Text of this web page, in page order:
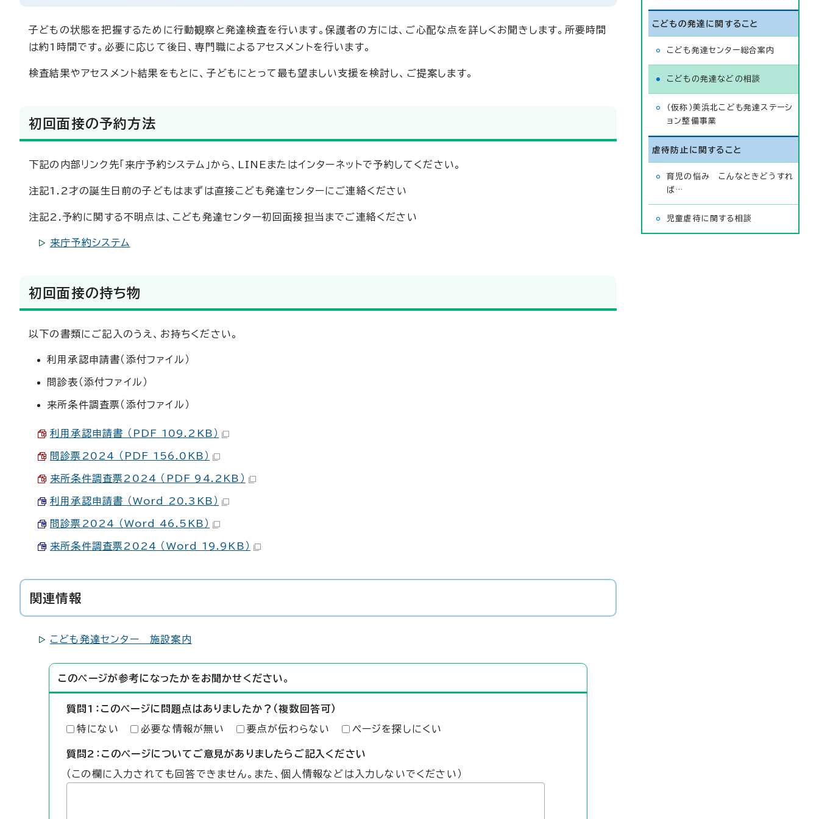
子どもの状態を把握するために行動観察と発達検査を行います。保護者の方には、ご心配な点を詳しくお聞きします。所要時間
は約1時間です。必要に応じて後日、専門職によるアセスメントを行います。
検査結果やアセスメント結果をもとに、子どもにとって最も望ましい支援を検討し、ご提案します。
初回面接の予約方法
下記の内部リンク先「来庁予約システム」から、LINEまたはインターネットで予約してください。
注記1.2才の誕生日前の子どもはまずは直接こども発達センターにご連絡ください
注記2.予約に関する不明点は、こども発達センター初回面接担当までご連絡ください
来庁予約システム
初回面接の持ち物
以下の書類にご記入のうえ、お持ちください。
利用承認申請書（添付ファイル）
問診表（添付ファイル）
来所条件調査票（添付ファイル）
利用承認申請書 （PDF 109.2KB）
問診票2024 （PDF 156.0KB）
来所条件調査票2024 （PDF 94.2KB）
利用承認申請書 （Word 20.3KB）
問診票2024 （Word 46.5KB）
来所条件調査票2024 （Word 19.9KB）
関連情報
こども発達センター 施設案内
このページが参考になったかをお聞かせください。
質問1：このページに問題点はありましたか？（複数回答可）
特にない 必要な情報が無い 要点が伝わらない ページを探しにくい
質問2：このページについてご意見がありましたらご記入ください
（この欄に入力されても回答できません。また、個人情報などは入力しないでください）
こどもの発達に関すること
こども発達センター総合案内
こどもの発達などの相談
（仮称）美浜北こども発達ステーシ
ョン整備事業
虐待防止に関すること
育児の悩み こんなときどうすれ
ば…
児童虐待に関する相談